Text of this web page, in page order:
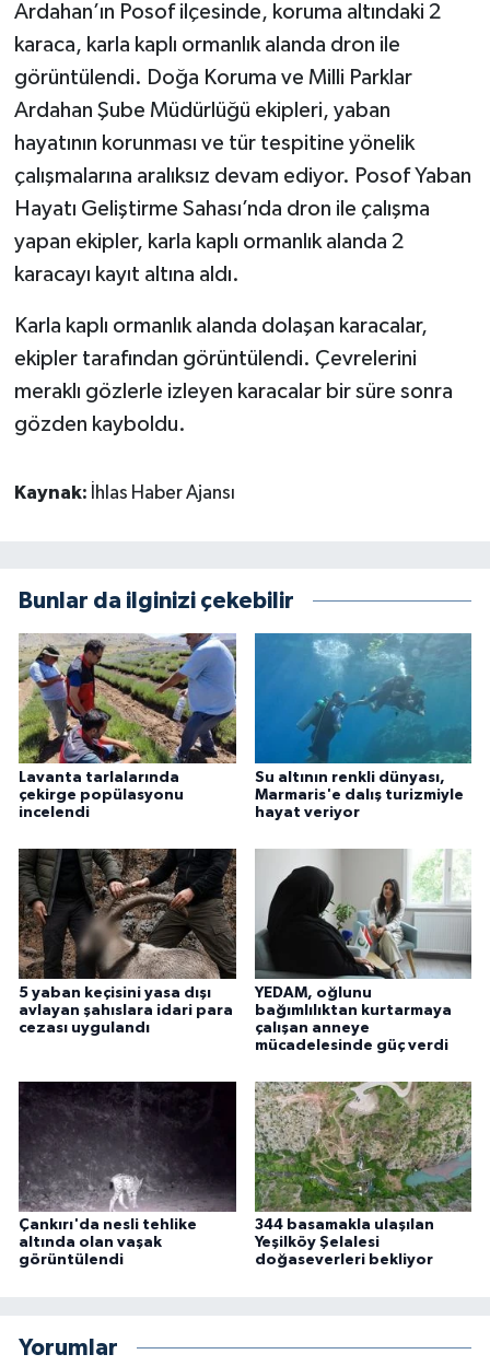
Ardahan’ın Posof ilçesinde, koruma altındaki 2
karaca, karla kaplı ormanlık alanda dron ile
görüntülendi. Doğa Koruma ve Milli Parklar
Ardahan Şube Müdürlüğü ekipleri, yaban
hayatının korunması ve tür tespitine yönelik
çalışmalarına aralıksız devam ediyor. Posof Yaban
Hayatı Geliştirme Sahası’nda dron ile çalışma
yapan ekipler, karla kaplı ormanlık alanda 2
karacayı kayıt altına aldı.
Karla kaplı ormanlık alanda dolaşan karacalar,
ekipler tarafından görüntülendi. Çevrelerini
meraklı gözlerle izleyen karacalar bir süre sonra
gözden kayboldu.
Kaynak: İhlas Haber Ajansı
Bunlar da ilginizi çekebilir
Lavanta tarlalarında
çekirge popülasyonu
incelendi
Su altının renkli dünyası,
Marmaris'e dalış turizmiyle
hayat veriyor
5 yaban keçisini yasa dışı
avlayan şahıslara idari para
cezası uygulandı
YEDAM, oğlunu
bağımlılıktan kurtarmaya
çalışan anneye
mücadelesinde güç verdi
Çankırı'da nesli tehlike
altında olan vaşak
görüntülendi
344 basamakla ulaşılan
Yeşilköy Şelalesi
doğaseverleri bekliyor
Yorumlar